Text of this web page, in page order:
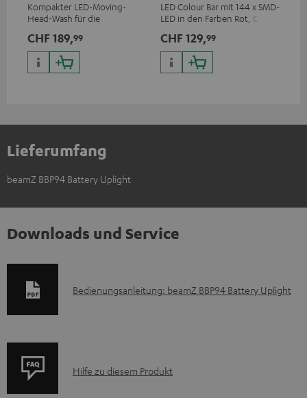
Kompakter LED-Moving-
Head-Wash für die
deiner Show
CHF 189,99
LED Colour Bar mit 144 x SMD-
LED in den Farben Rot, Grün
CHF 129,99
Lieferumfang
beamZ BBP94 Battery Uplight
Downloads und Service
D
m
Bedienungsanleitung: beamZ BBP94 Battery Uplight
P
Hilfe zu diesem Produkt